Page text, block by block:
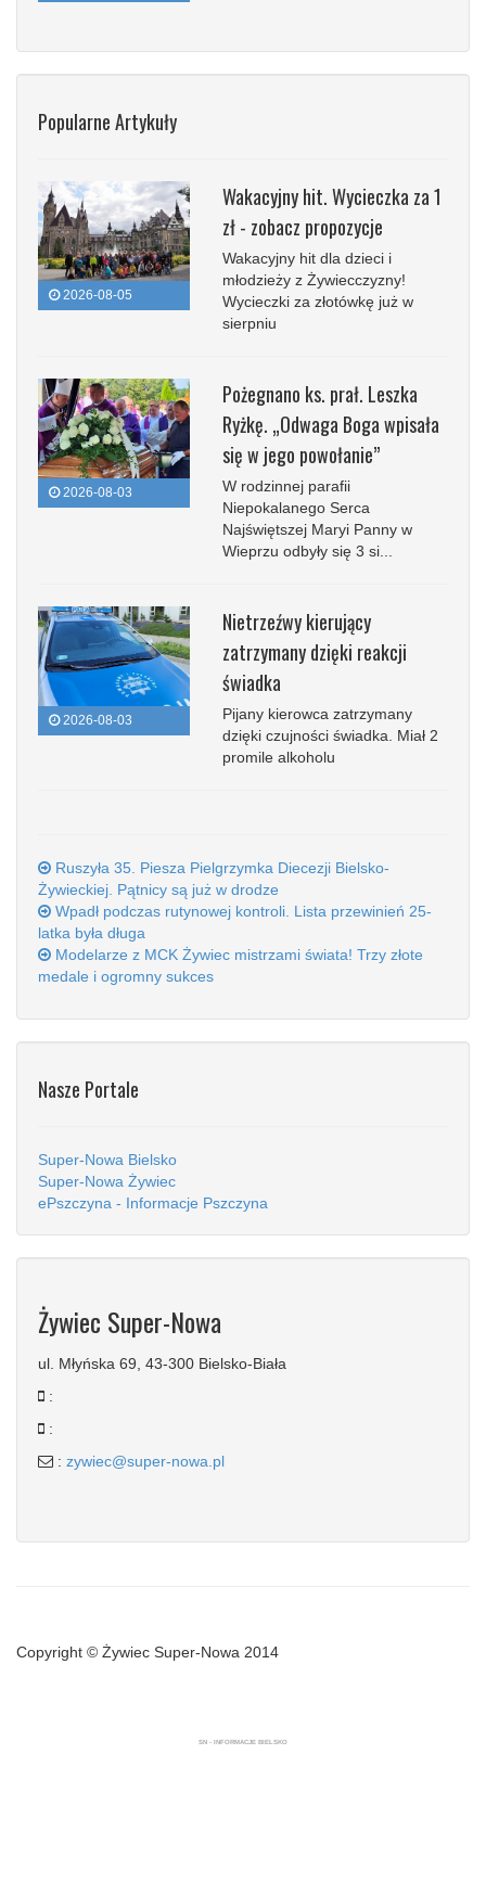
Popularne Artykuły
2026-08-05
Wakacyjny hit. Wycieczka za 1
zł - zobacz propozycje
Wakacyjny hit dla dzieci i
młodzieży z Żywiecczyzny!
Wycieczki za złotówkę już w
sierpniu
2026-08-03
Pożegnano ks. prał. Leszka
Ryżkę. „Odwaga Boga wpisała
się w jego powołanie”
W rodzinnej parafii
Niepokalanego Serca
Najświętszej Maryi Panny w
Wieprzu odbyły się 3 si...
2026-08-03
Nietrzeźwy kierujący
zatrzymany dzięki reakcji
świadka
Pijany kierowca zatrzymany
dzięki czujności świadka. Miał 2
promile alkoholu
Ruszyła 35. Piesza Pielgrzymka Diecezji Bielsko-
Żywieckiej. Pątnicy są już w drodze
Wpadł podczas rutynowej kontroli. Lista przewinień 25-
latka była długa
Modelarze z MCK Żywiec mistrzami świata! Trzy złote
medale i ogromny sukces
Nasze Portale
Super-Nowa Bielsko
Super-Nowa Żywiec
ePszczyna - Informacje Pszczyna
Żywiec Super-Nowa
ul. Młyńska 69, 43-300 Bielsko-Biała
:
:
: zywiec@super-nowa.pl
Copyright © Żywiec Super-Nowa 2014
SN - INFORMACJE BIELSKO